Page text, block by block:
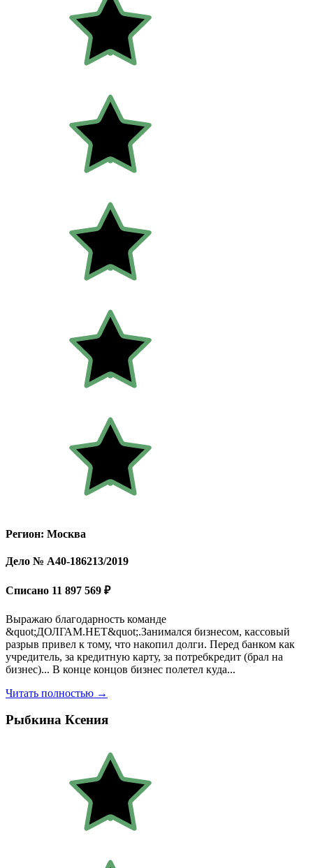
Регион: Москва
Дело № А40-186213/2019
Списано 11 897 569 ₽
Выражаю благодарность команде
&quot;ДОЛГАМ.НЕТ&quot;.Занимался бизнесом, кассовый
разрыв привел к тому, что накопил долги. Перед банком как
учредитель, за кредитную карту, за потребкредит (брал на
бизнес)... В конце концов бизнес полетел куда...
Читать полностью →
Рыбкина Ксения